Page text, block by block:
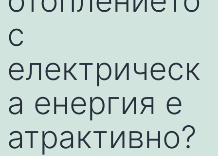
с
електрическ
а енергия е
атрактивно?